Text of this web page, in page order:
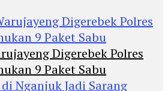
Digerebek Polres
9 Paket Sabu